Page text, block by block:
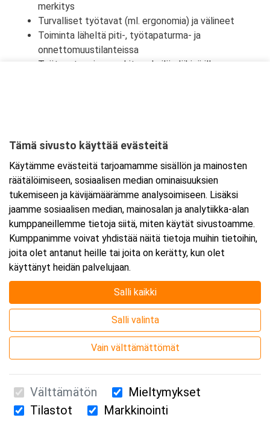
merkitys
Turvalliset työtavat (ml. ergonomia) ja välineet
Toiminta läheltä piti-, työtapaturma- ja
onnettomuustilanteissa
Työtapaturmien merkitys yksilön lähipiirille,
Ajankohta
Alkaa:31.8.2026 08:30
Päättyy:31.8.2026 16:00
Lisää tapahtuma kalenteriisi
Webinaari
Suomen Ensiapukoulutus Oy / Valimotie 21 / 00380 Helsinki
Tämä sivusto käyttää evästeitä
Käytämme evästeitä tarjoamamme sisällön ja mainosten
räätälöimiseen, sosiaalisen median ominaisuuksien
tukemiseen ja kävijämäärämme analysoimiseen. Lisäksi
jaamme sosiaalisen median, mainosalan ja analytiikka-alan
kumppaneillemme tietoja siitä, miten käytät sivustoamme.
Kumppanimme voivat yhdistää näitä tietoja muihin tietoihin,
joita olet antanut heille tai joita on kerätty, kun olet
käyttänyt heidän palvelujaan.
Salli kaikki
Salli valinta
Vain välttämättömät
Välttämätön
Mieltymykset
Tilastot
Markkinointi